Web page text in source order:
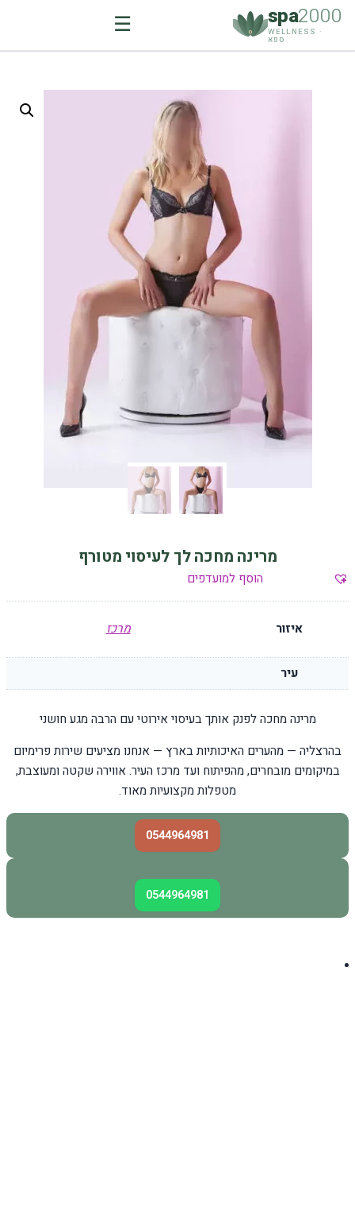
spa2000
WELLNESS ·
ספא ☰
מרינה מחכה לך לעיסוי מטורף
הוסף למועדפים
איזור מרכז
עיר
מרינה מחכה לפנק אותך בעיסוי אירוטי עם הרבה מגע חושני
בהרצליה — מהערים האיכותיות בארץ — אנחנו מציעים שירות פרימיום
במיקומים מובחרים, מהפיתוח ועד מרכז העיר. אווירה שקטה ומעוצבת,
מטפלות מקצועיות מאוד.
0544964981
0544964981